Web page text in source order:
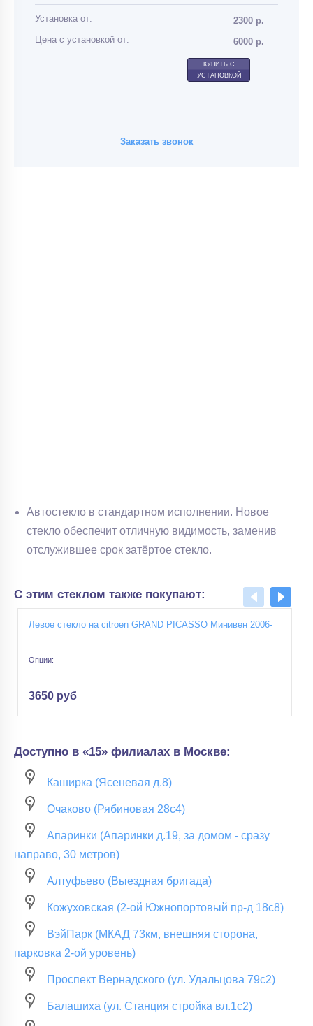
Установка от:
2300 р.
Цена с установкой от:
6000 р.
КУПИТЬ С
УСТАНОВКОЙ
Заказать звонок
Автостекло в стандартном исполнении. Новое
стекло обеспечит отличную видимость, заменив
отслужившее срок затёртое стекло.
С этим стеклом также покупают:
Левое cтекло на citroen GRAND PICASSO Минивен 2006-
Опции:
3650 руб
Доступно в «15» филиалах в Москве:
Каширка (Ясеневая д.8)
Очаково (Рябиновая 28с4)
Апаринки (Апаринки д.19, за домом - сразу
направо, 30 метров)
Алтуфьево (Выездная бригада)
Кожуховская (2-ой Южнопортовый пр-д 18с8)
ВэйПарк (МКАД 73км, внешняя сторона,
парковка 2-ой уровень)
Проспект Вернадского (ул. Удальцова 79с2)
Балашиха (ул. Станция стройка вл.1с2)